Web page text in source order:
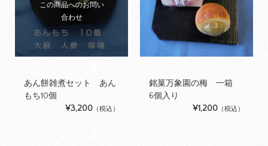
この商品へのお問い
合わせ
あん餅雑煮セット あん
もち10個
¥3,200 （税込）
銘菓万象園の梅 一箱
6個入り
¥1,200 （税込）